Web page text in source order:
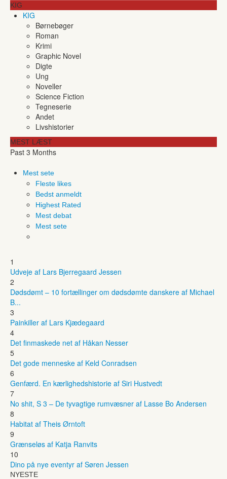
KIG
KIG
Børnebøger
Roman
Krimi
Graphic Novel
Digte
Ung
Noveller
Science Fiction
Tegneserie
Andet
Livshistorier
MEST LÆST
Past 3 Months
Mest sete
Fleste likes
Bedst anmeldt
Highest Rated
Mest debat
Mest sete
1
Udveje af Lars Bjerregaard Jessen
2
Dødsdømt – 10 fortællinger om dødsdømte danskere af Michael
B...
3
Painkiller af Lars Kjædegaard
4
Det finmaskede net af Håkan Nesser
5
Det gode menneske af Keld Conradsen
6
Genfærd. En kærlighedshistorie af Siri Hustvedt
7
No shit, S 3 – De tyvagtige rumvæsner af Lasse Bo Andersen
8
Habitat af Theis Ørntoft
9
Grænseløs af Katja Ranvits
10
Dino på nye eventyr af Søren Jessen
NYESTE